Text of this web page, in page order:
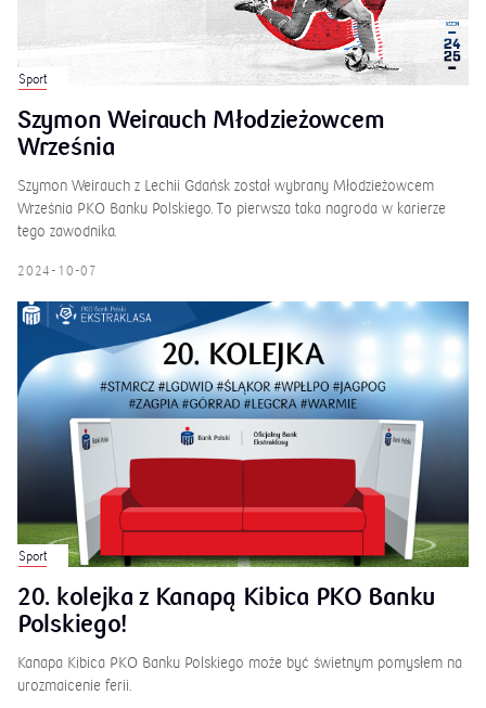
Sport
Szymon Weirauch Młodzieżowcem
Września
Szymon Weirauch z Lechii Gdańsk został wybrany Młodzieżowcem
Września PKO Banku Polskiego. To pierwsza taka nagroda w karierze
tego zawodnika.
2024-10-07
Sport
20. kolejka z Kanapą Kibica PKO Banku
Polskiego!
Kanapa Kibica PKO Banku Polskiego może być świetnym pomysłem na
urozmaicenie ferii.